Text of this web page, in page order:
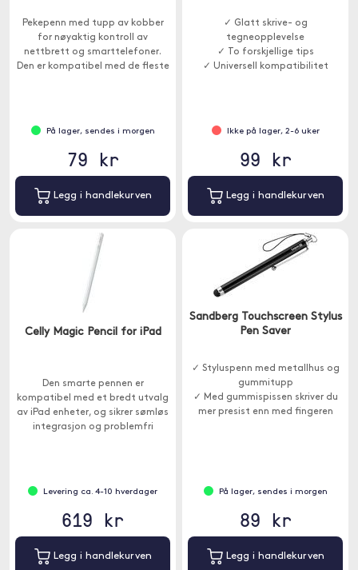
Pekepenn med tupp av kobber
for nøyaktig kontroll av
nettbrett og smarttelefoner.
Den er kompatibel med de fleste
På lager, sendes i morgen
79 kr
Legg i handlekurven
✓ Glatt skrive- og
tegneopplevelse
✓ To forskjellige tips
✓ Universell kompatibilitet
Ikke på lager, 2-6 uker
99 kr
Legg i handlekurven
Celly Magic Pencil for iPad
Den smarte pennen er
kompatibel med et bredt utvalg
av iPad enheter, og sikrer sømløs
integrasjon og problemfri
Levering ca. 4-10 hverdager
619 kr
Legg i handlekurven
Sandberg Touchscreen Stylus
Pen Saver
✓ Styluspenn med metallhus og
gummitupp
✓ Med gummispissen skriver du
mer presist enn med fingeren
På lager, sendes i morgen
89 kr
Legg i handlekurven